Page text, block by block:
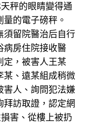
秤的眼睛變得通
的電子磅秤。
須留院醫治后自行
病房住院接收醫
定，被害人王某
某、遠某組成稍微
害人、詢問犯法嫌
拜訪取證，認定網
害、從樓上被扔